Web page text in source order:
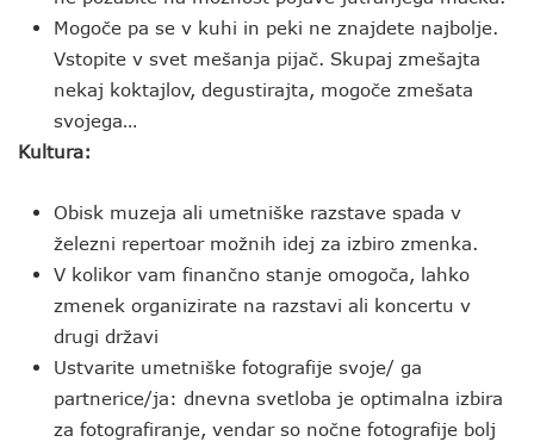
Mogoče pa se v kuhi in peki ne znajdete najbolje.
Vstopite v svet mešanja pijač. Skupaj zmešajta
nekaj koktajlov, degustirajta, mogoče zmešata
svojega…
Kultura:
Obisk muzeja ali umetniške razstave spada v
železni repertoar možnih idej za izbiro zmenka.
V kolikor vam finančno stanje omogoča, lahko
zmenek organizirate na razstavi ali koncertu v
drugi državi
Ustvarite umetniške fotografije svoje/ ga
partnerice/ja: dnevna svetloba je optimalna izbira
za fotografiranje, vendar so nočne fotografije bolj